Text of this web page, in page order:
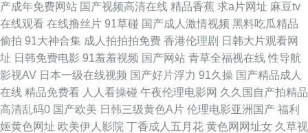
洲影院 91精选足胶黄色视频 东方影视库800 在线免费电影天堂 成人在线观
看黄网页视频 免费电影大全免费电影 天龙影院免费影院 91污桃色 黄网站在
线观看高清免费 尹人芭蕉 97欧美 国产一线中文字幕 青苹果乐园在线观看电
视剧 bt之家资源交流社区btbtt12最新版本 www日韩一区 久久精产国品操碰
产成年免费网站 国产视频高清在线 精品香蕉 求a片网址 麻豆tv
在线观看 在线撸丝片 91草碰 国产成人激情视频 黑料吃瓜精品
偷拍 91大神合集 成人拍拍拍免费 香港伦理剧 日韩大片观看网
址 日韩免费电影 91羞羞视频 国产网站 青草全福视在线 性导航
影视AV 日本一级在线视频 国产好片浮力 91久操 国产精品成人
在线 精品免费看 人人看操碰 午夜伦理电影网 久久国自产拍精品
高清乱码0 国产欧美 日韩三级黄色A片 伦理电影亚洲国产 福利
姬黄色网址 欧美伊人影院 丁香成人五月花 黄色网网址女 久草视